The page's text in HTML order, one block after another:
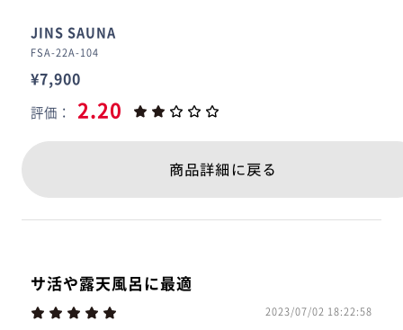
JINS SAUNA
FSA-22A-104
¥7,900
評価： 2.20
商品詳細に戻る
サ活や露天風呂に最適
2023/07/02 18:22:58